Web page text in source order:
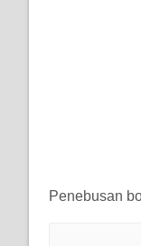
Penebusan